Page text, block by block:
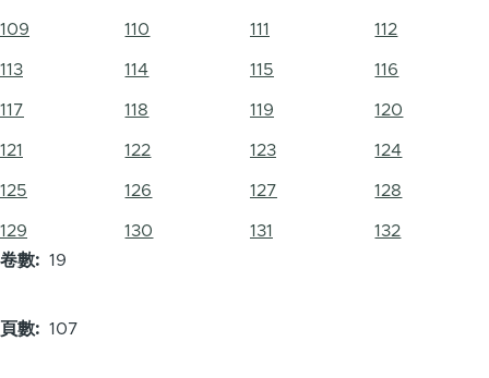
109 110 111 112
113 114 115 116
117 118 119 120
121 122 123 124
125 126 127 128
129 130 131
132
卷數
19
頁數 107